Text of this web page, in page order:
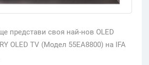
представи своя най-нов OLED
OLED TV (Модел 55EA8800) на IFA